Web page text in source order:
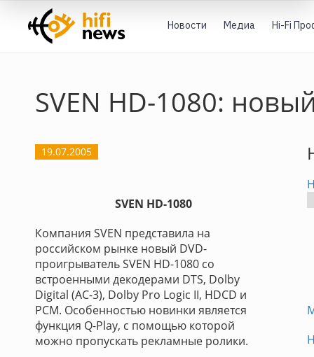
Новости Медиа Hi-Fi
SVEN HD-1080:
19.07.2005
SVEN HD-1080
Компания SVEN представила на
российском рынке новый DVD-
проигрыватель SVEN HD-1080 со
встроенными декодерами DTS, Dolby
Digital (AC-3), Dolby Pro Logic II, HDCD и
PCM. Особенностью новинки является
функция Q-Play, с помощью которой
можно пропускать рекламные ролики.